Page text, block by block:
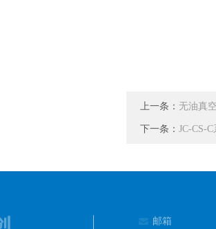
上一条： 无油真
下一条： JC-CS-
邮箱